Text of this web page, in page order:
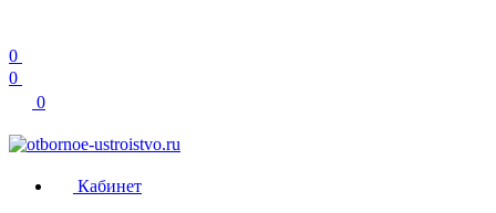
0
0
0
Кабинет